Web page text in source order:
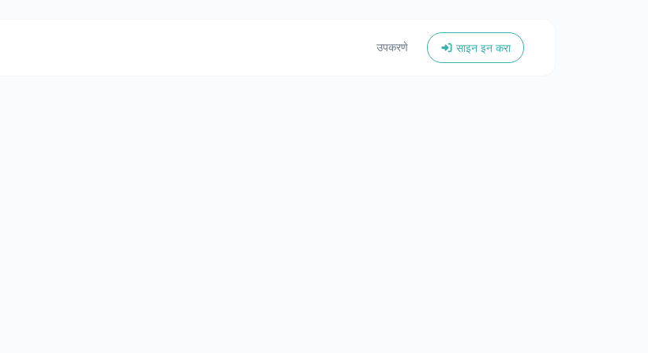
उपकरणे साइन इन करा